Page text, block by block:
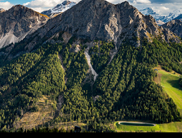
2025
2025